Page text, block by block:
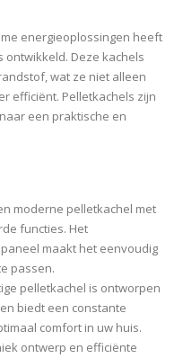
energieoplossingen heeft
ontwikkeld. Deze kachels
wat ze niet alleen
efficiënt. Pelletkachels zijn
een praktische en
moderne pelletkachel met
functies. Het
maakt het eenvoudig
passen.
pelletkachel is ontworpen
biedt een constante
comfort in uw huis.
ontwerp en efficiënte